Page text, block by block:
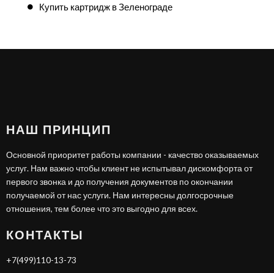
Купить картридж в Зеленограде
НАШ ПРИНЦИП
Основной приоритет работы компании - качество оказываемых
услуг. Нам важно чтобы клиент не испытывал дискомфорта от
первого звонка и до получения документов по окончании
получаемой от нас услуги. Нам интересны долгосрочные
отношения, тем более что это выгодно для всех.
КОНТАКТЫ
+7(499)110-13-73